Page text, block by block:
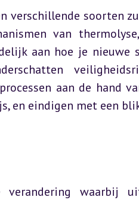
verschillende soorten
van
aan hoe je nieuwe
aan de hand
en eindigen met een
waarbij